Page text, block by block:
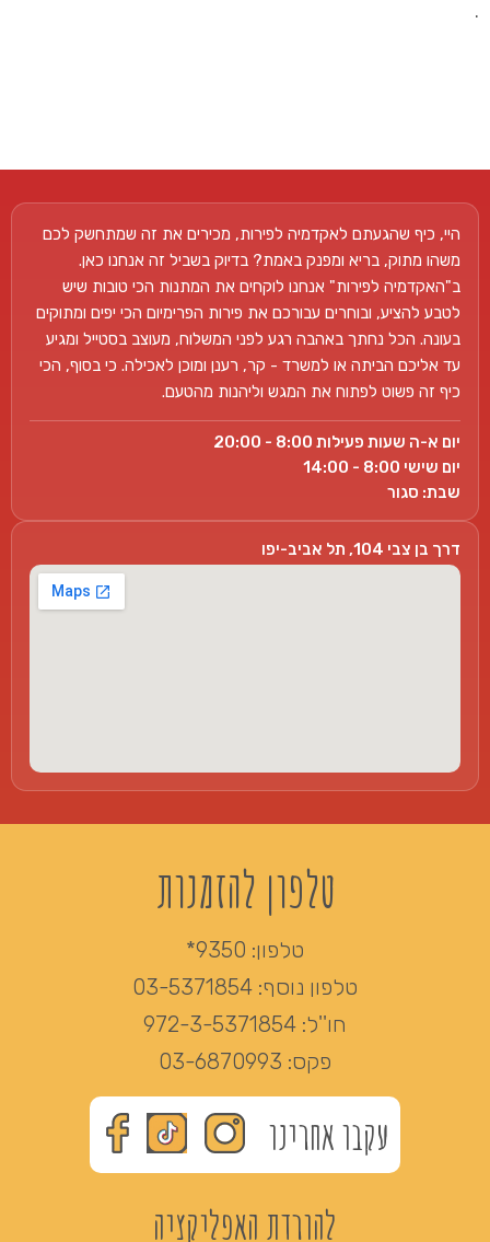
.
היי, כיף שהגעתם לאקדמיה לפירות, מכירים את זה שמתחשק לכם
משהו מתוק, בריא ומפנק באמת? בדיוק בשביל זה אנחנו כאן.
ב"האקדמיה לפירות" אנחנו לוקחים את המתנות הכי טובות שיש
לטבע להציע, ובוחרים עבורכם את פירות הפרימיום הכי יפים ומתוקים
בעונה. הכל נחתך באהבה רגע לפני המשלוח, מעוצב בסטייל ומגיע
עד אליכם הביתה או למשרד - קר, רענן ומוכן לאכילה. כי בסוף, הכי
כיף זה פשוט לפתוח את המגש וליהנות מהטעם.
יום א-ה שעות פעילות 8:00 - 20:00
יום שישי 8:00 - 14:00
שבת: סגור
דרך בן צבי 104, תל אביב-יפו
טלפון להזמנות
טלפון: 9350*
טלפון נוסף: 03-5371854
חו''ל: 972-3-5371854
פקס: 03-6870993
עקבו אחרינו
להורדת האפליקציה